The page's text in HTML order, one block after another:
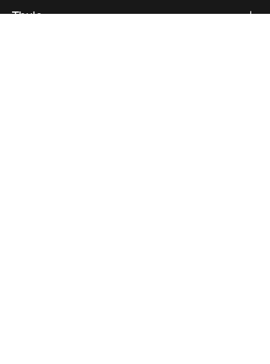
Thule